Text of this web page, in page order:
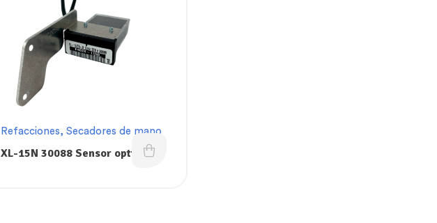
Refacciones, Secadores de mano
XL-15N 30088 Sensor optico